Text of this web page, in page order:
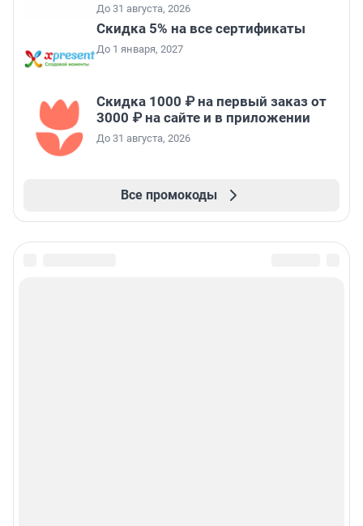
До 31 августа, 2026
Скидка 5% на все сертификаты
До 1 января, 2027
Скидка 1000 ₽ на первый заказ от
3000 ₽ на сайте и в приложении
До 31 августа, 2026
Все промокоды